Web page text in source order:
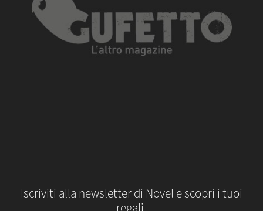
Iscriviti alla newsletter di Novel e scopri i tuoi